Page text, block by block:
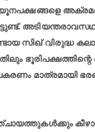
സിഖ് വിരുദ്ധ
മാത്രമായി